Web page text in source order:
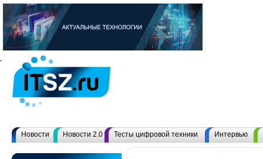
Новости Новости 2.0 Тесты цифровой техники Интервью